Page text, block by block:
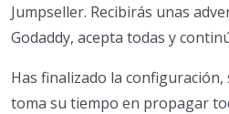
Jumpseller. Recibirás unas
Godaddy, acepta todas y
Has finalizado la
toma su tiempo en propagar